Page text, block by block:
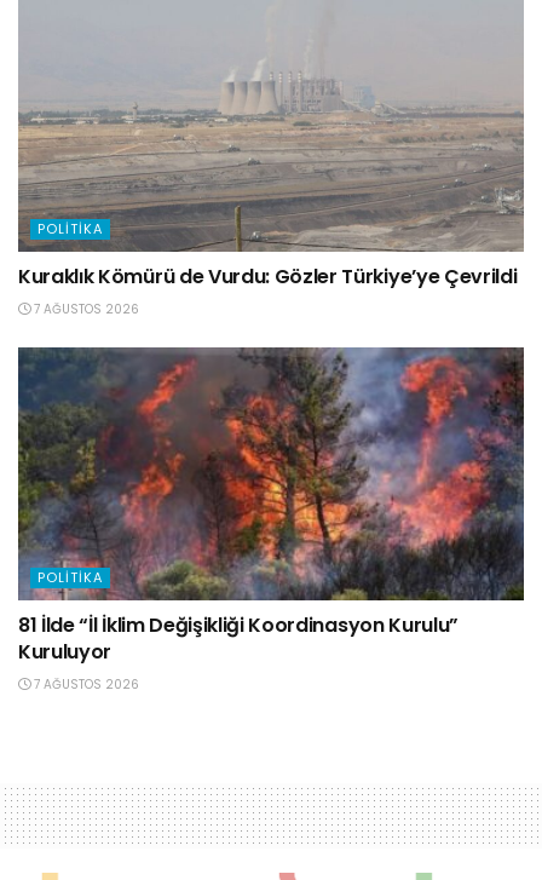
POLITIKA
Kuraklık Kömürü de Vurdu: Gözler Türkiye’ye Çevrildi
7 AĞUSTOS 2026
POLITIKA
81 İlde “İl İklim Değişikliği Koordinasyon Kurulu”
Kuruluyor
7 AĞUSTOS 2026